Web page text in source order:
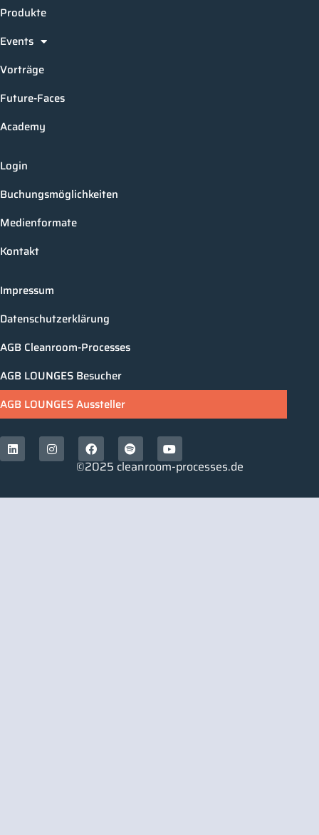
Produkte
Events
Vorträge
Future-Faces
Academy
Login
Buchungsmöglichkeiten
Medienformate
Kontakt
Impressum
Datenschutzerklärung
AGB Cleanroom-Processes
AGB LOUNGES Besucher
AGB LOUNGES Aussteller
©2025 cleanroom-processes.de